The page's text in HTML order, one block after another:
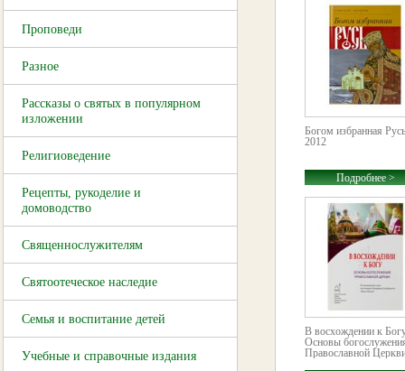
Проповеди
Разное
Рассказы о святых в популярном
изложении
Религиоведение
Рецепты, рукоделие и
домоводство
Священнослужителям
Святоотеческое наследие
Семья и воспитание детей
Учебные и справочные издания
Богом избранная
2012
Подробнее >
В восхождении к
Основы
Православной